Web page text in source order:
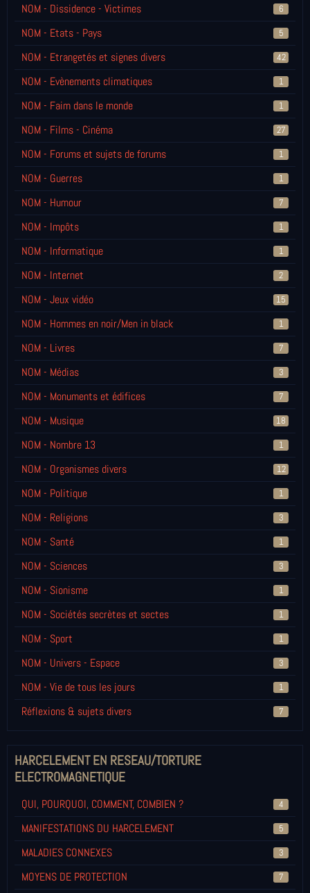
NOM - Dissidence - Victimes 6
NOM - Etats - Pays 5
NOM - Etrangetés et signes divers 42
NOM - Evènements climatiques 1
NOM - Faim dans le monde 1
NOM - Films - Cinéma 27
NOM - Forums et sujets de forums 1
NOM - Guerres 1
NOM - Humour 7
NOM - Impôts 1
NOM - Informatique 1
NOM - Internet 2
NOM - Jeux vidéo 15
NOM - Hommes en noir/Men in black 1
NOM - Livres 7
NOM - Médias 3
NOM - Monuments et édifices 7
NOM - Musique 18
NOM - Nombre 13 1
NOM - Organismes divers 12
NOM - Politique 1
NOM - Religions 3
NOM - Santé 1
NOM - Sciences 3
NOM - Sionisme 1
NOM - Sociétés secrètes et sectes 1
NOM - Sport 1
NOM - Univers - Espace 3
NOM - Vie de tous les jours 1
Réflexions & sujets divers 7
HARCELEMENT EN RESEAU/TORTURE
ELECTROMAGNETIQUE
QUI, POURQUOI, COMMENT, COMBIEN ? 4
MANIFESTATIONS DU HARCELEMENT 5
MALADIES CONNEXES 3
MOYENS DE PROTECTION 7